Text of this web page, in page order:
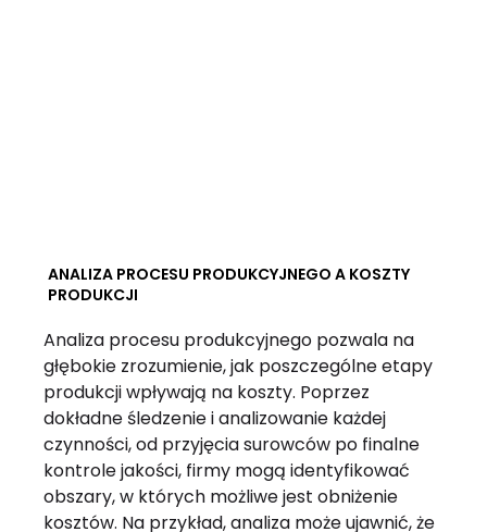
ANALIZA PROCESU PRODUKCYJNEGO A KOSZTY
PRODUKCJI
Analiza procesu produkcyjnego pozwala na
głębokie zrozumienie, jak poszczególne etapy
produkcji wpływają na koszty. Poprzez
dokładne śledzenie i analizowanie każdej
czynności, od przyjęcia surowców po finalne
kontrole jakości, firmy mogą identyfikować
obszary, w których możliwe jest obniżenie
kosztów. Na przykład, analiza może ujawnić, że